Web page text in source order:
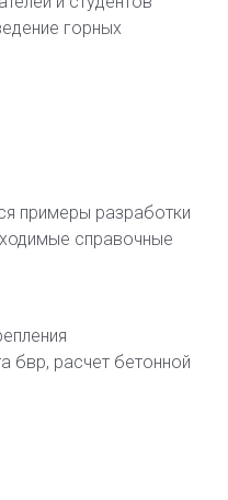
горных
примеры разработки
справочные
бвр, расчет бетонной